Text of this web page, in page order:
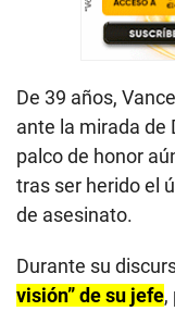
De 39 años,
ante la mirada de
palco de honor
tras ser herido el
de asesinato.
Durante su
visión” de su jefe,